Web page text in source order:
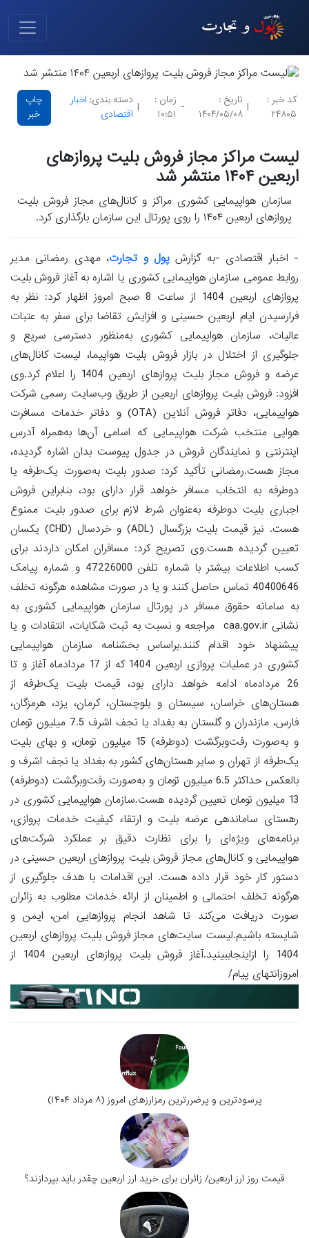
کد خبر :
۲۴۸۰۵
|
تاریخ :
۱۴۰۴/۰۵/۰۸
-
زمان :
۱۰:۵۱
|
دسته بندی: اخبار
اقتصادی
چاپ
خبر
لیست مراکز مجاز فروش بلیت پروازهای
اربعین ۱۴۰۴ منتشر شد
سازمان هواپیمایی کشوری مراکز و کانال‌های مجاز فروش بلیت
پروازهای اربعین ۱۴۰۴ را روی پورتال این سازمان بارگذاری کرد.
- اخبار اقتصادی -به گزارش پول و تجارت، مهدی رمضانی مدیر
روابط عمومی سازمان هواپیمایی کشوری یا اشاره به آغاز فروش بلیت
پروازهای اربعین 1404 از ساعت 8 صبح امروز اظهار کرد: نظر به
فرارسیدن ایام اربعین حسینی و افزایش تقاضا برای سفر به عتبات
عالیات، سازمان هواپیمایی کشوری به‌منظور دسترسی سریع و
جلوگیری از اختلال در بازار فروش بلیت هواپیما، لیست کانال‌های
عرضه و فروش مجاز بلیت پروازهای اربعین 1404 را اعلام کرد.وی
افزود: فروش بلیت پروازهای اربعین از طریق وب‌سایت رسمی شرکت
هواپیمایی، دفاتر فروش آنلاین (OTA) و دفاتر خدمات مسافرت
هوایی منتخب شرکت هواپیمایی که اسامی آن‌ها به‌همراه آدرس
اینترنتی و نمایندگان فروش در جدول پیوست بدان اشاره گردیده،
مجاز هست.رمضانی تأکید کرد: صدور بلیت به‌صورت یک‌طرفه یا
دوطرفه به انتخاب مسافر خواهد قرار دارای بود، بنابراین فروش
اجباری بلیت دوطرفه به‌عنوان شرط لازم برای صدور بلیت ممنوع
هست. نیز قیمت بلیت بزرگسال (ADL) و خردسال (CHD) یکسان
تعیین گردیده هست.وی تصریح کرد: مسافران امکان داردند برای
کسب اطلاعات بیشتر با شماره تلفن 47226000 و شماره پیامک
40400646 تماس حاصل کنند و یا در صورت مشاهده هرگونه تخلف
به سامانه حقوق مسافر در پورتال سازمان هواپیمایی کشوری به
نشانی caa.gov.ir مراجعه و نسبت به ثبت شکایات، انتقادات و یا
پیشنهاد خود اقدام کنند.براساس بخشنامه سازمان هواپیمایی
کشوری در عملیات پروازی اربعین 1404 که از 17 مردادماه آغاز و تا
26 مردادماه ادامه خواهد دارای بود، قیمت بلیت یک‌طرفه از
هستان‌های خراسان، سیستان و بلوچستان، کرمان، یزد، هرمزگان،
فارس، مازندران و گلستان به بغداد یا نجف اشرف 7.5 میلیون تومان
و به‌صورت رفت‌وبرگشت (دوطرفه) 15 میلیون تومان، و بهای بلیت
یک‌طرفه از تهران و سایر هستان‌های کشور به بغداد یا نجف اشرف و
بالعکس حداکثر 6.5 میلیون تومان و به‌صورت رفت‌وبرگشت (دوطرفه)
13 میلیون تومان تعیین گردیده هست.سازمان هواپیمایی کشوری در
رهستای ساماندهی عرضه بلیت و ارتقاء کیفیت خدمات پروازی،
برنامه‌های ویژه‌ای را برای نظارت دقیق بر عملکرد شرکت‌های
هواپیمایی و کانال‌های مجاز فروش بلیت پروازهای اربعین حسینی در
دستور کار خود قرار داده هست. این اقدامات با هدف جلوگیری از
هرگونه تخلف احتمالی و اطمینان از ارائه خدمات مطلوب به زائران
صورت دریافت می‌کند تا شاهد انجام پروازهایی امن، ایمن و
شایسته باشیم.لیست سایت‌های مجاز فروش بلیت پروازهای اربعین
1404 را ازاینجاببینید.آغاز فروش بلیت پروازهای اربعین 1404 از
امروزانتهای پیام/
پرسودترین و پرضررترین رمزارزهای امروز (۸ مرداد ۱۴۰۴)
قیمت روز ارز اربعین/ زائران برای خرید ارز اربعین چقدر باید بپردازند؟